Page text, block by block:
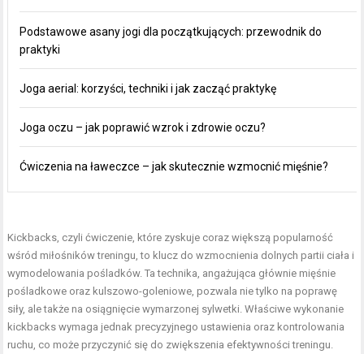
Podstawowe asany jogi dla początkujących: przewodnik do
praktyki
Joga aerial: korzyści, techniki i jak zacząć praktykę
Joga oczu – jak poprawić wzrok i zdrowie oczu?
Ćwiczenia na ławeczce – jak skutecznie wzmocnić mięśnie?
Kickbacks, czyli ćwiczenie, które zyskuje coraz większą popularność
wśród miłośników treningu, to klucz do wzmocnienia dolnych partii ciała i
wymodelowania pośladków. Ta technika, angażująca głównie mięśnie
pośladkowe oraz kulszowo-goleniowe, pozwala nie tylko na poprawę
siły, ale także na osiągnięcie wymarzonej sylwetki. Właściwe wykonanie
kickbacks wymaga jednak precyzyjnego ustawienia oraz kontrolowania
ruchu, co może przyczynić się do zwiększenia efektywności treningu.